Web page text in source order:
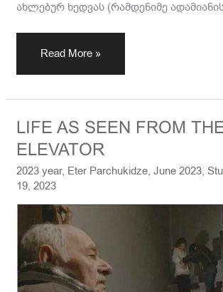
ახლებურ ხედვას (რამდენიმე
Read More »
LIFE AS SEEN FROM
ELEVATOR
2023 year, Eter Parchukidze,June 2023,
19, 2023
LIFE
AS
SEEN
FROM
ELEVATOR